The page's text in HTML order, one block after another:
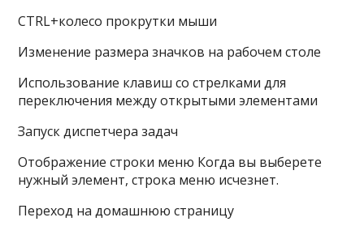
CTRL+колесо прокрутки мыши
Изменение размера значков на рабочем столе
Использование клавиш со стрелками для
переключения между открытыми элементами
Запуск диспетчера задач
Отображение строки меню Когда вы выберете
нужный элемент, строка меню исчезнет.
Переход на домашнюю страницу